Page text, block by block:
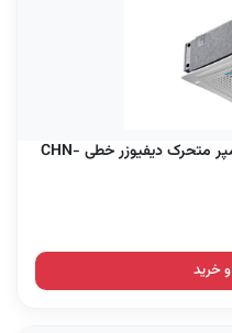
فن کویل کاستی چهارلوله با کنترل- دمپر متحرک دیفیوزر خطی CHN-
خرید